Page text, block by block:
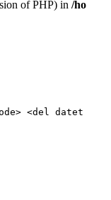
of PHP) in /ho
<del datet